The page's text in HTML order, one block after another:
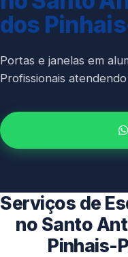
Guarda-Corpo
Espelho Sob Medida
Fachada de Vidro
Esquadrias de
dos
Portas e janelas em
Profissionais
Serviços de
no Santo
Pinhais-